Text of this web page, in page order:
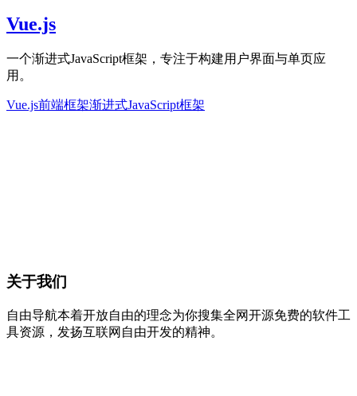
Vue.js
一个渐进式JavaScript框架，专注于构建用户界面与单页应
用。
Vue.js前端框架渐进式JavaScript框架
关于我们
自由导航本着开放自由的理念为你搜集全网开源免费的软件工
具资源，发扬互联网自由开发的精神。